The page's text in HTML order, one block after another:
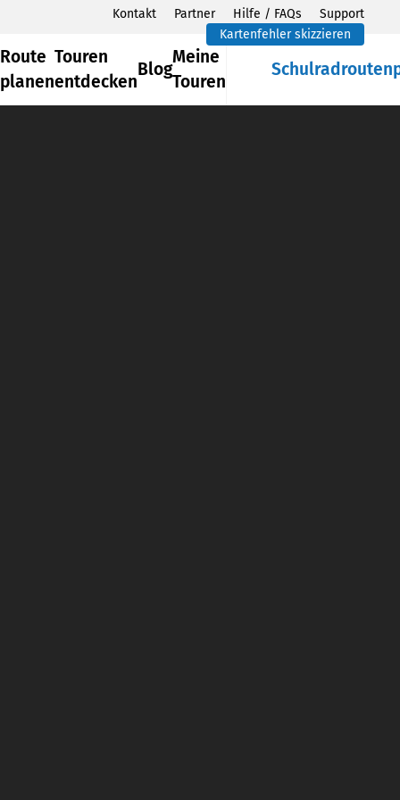
Kontakt Partner Hilfe / FAQs
Support
Kartenfehler skizzieren
Route
planen
Touren
entdecken
Blog
Meine
Touren